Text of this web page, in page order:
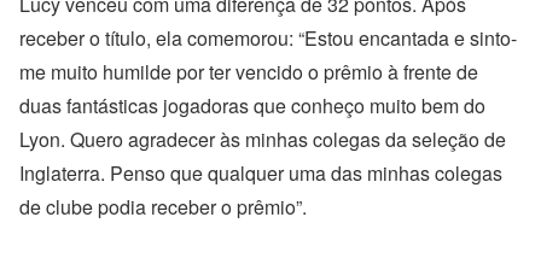
receber o título, ela comemorou: “Estou encantada e sinto-
me muito humilde por ter vencido o prêmio à frente de
duas fantásticas jogadoras que conheço muito bem do
Lyon. Quero agradecer às minhas colegas da seleção de
Inglaterra. Penso que qualquer uma das minhas colegas
de clube podia receber o prêmio”.